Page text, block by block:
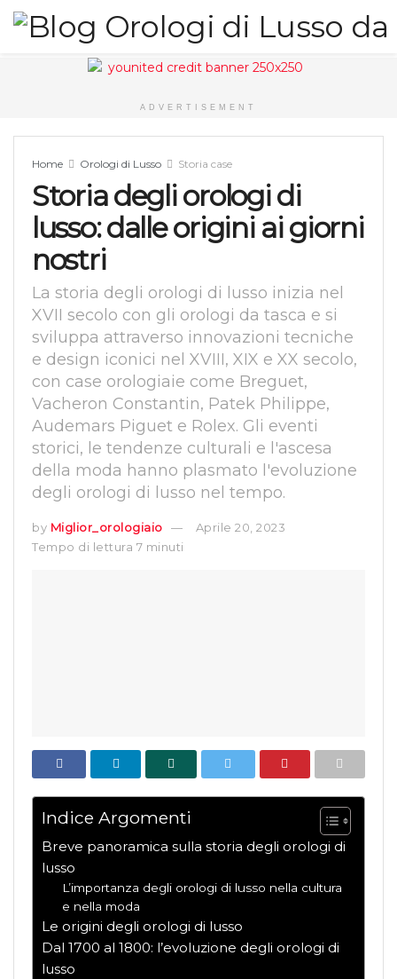
ADVERTISEMENT
Home Orologi di Lusso Storia case
Storia degli orologi di
lusso: dalle origini ai giorni
nostri
La storia degli orologi di lusso inizia nel
XVII secolo con gli orologi da tasca e si
sviluppa attraverso innovazioni tecniche
e design iconici nel XVIII, XIX e XX secolo,
con case orologiaie come Breguet,
Vacheron Constantin, Patek Philippe,
Audemars Piguet e Rolex. Gli eventi
storici, le tendenze culturali e l'ascesa
della moda hanno plasmato l'evoluzione
degli orologi di lusso nel tempo.
by Miglior_orologiaio
Aprile 20, 2023
Tempo di lettura 7 minuti
Indice Argomenti
Breve panoramica sulla storia degli orologi di
lusso
L’importanza degli orologi di lusso nella cultura
e nella moda
Le origini degli orologi di lusso
Dal 1700 al 1800: l’evoluzione degli orologi di
lusso